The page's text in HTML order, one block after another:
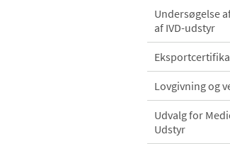
Undersøgelse
af IVD-udstyr
Lovgivning og
Udvalg for
Udstyr